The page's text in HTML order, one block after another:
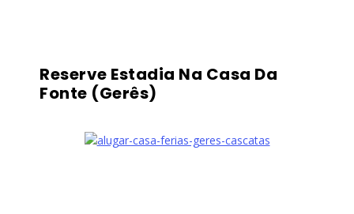
Reserve Estadia Na Casa Da
Fonte (Gerês)